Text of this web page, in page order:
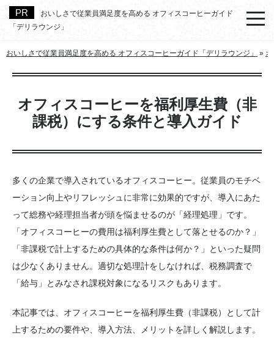
おいしさで従業員満足度を高める オフィスコーヒーガイド
「デリラウンジ」
おいしさで従業員満足度を高める オフィスコーヒーガイド「デリラウンジ」 »
オフィスコーヒーを福利厚生費（非
課税）にする条件と導入ガイド
多くの企業で導入されているオフィスコーヒー。従業員のモチベ
ーション向上やリフレッシュに非常に効果的ですが、導入にあた
って総務や経理担当者が頭を悩ませるのが「経理処理」です。
「オフィスコーヒーの費用は福利厚生費として落とせるのか？」
「非課税で計上するための具体的な条件は何か？」といった疑問
は少なくありません。適切な処理計をしなければ、税務調査で
「給与」とみなされ課税対象になるリスクもあります。
本記事では、オフィスコーヒーを福利厚生費（非課税）として計
上するための要件や、導入方法、メリットを詳しく解説します。